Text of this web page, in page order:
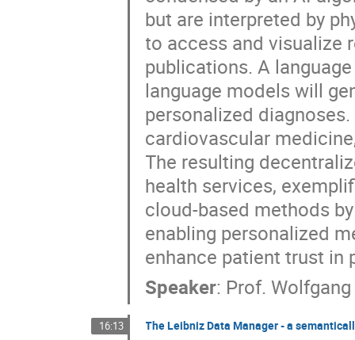
but are interpreted by
to access and visualize
publications. A
language models will
personalized
cardiovascular
The resulting
health services,
cloud-based methods
enabling personalized
enhance patient trust in
Speaker: Prof.
16:13 The Leibniz Data Manager - a